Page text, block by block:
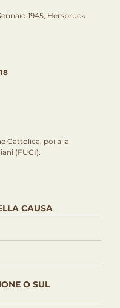
1945, Hersbruck
Cattolica, poi alla
(FUCI).
CAUSA
O SUL